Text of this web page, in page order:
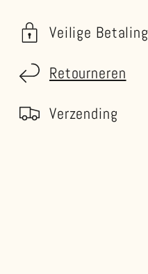
Veilige Betaling
Retourneren
Verzending